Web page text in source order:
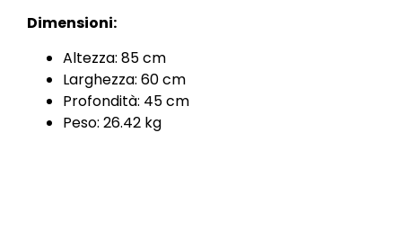
Dimensioni:
Altezza: 85 cm
Larghezza: 60 cm
Profondità: 45 cm
Peso: 26.42 kg